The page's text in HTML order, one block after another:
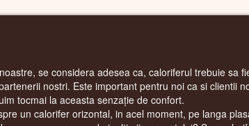
se considera adesea ca, caloriferul trebuie sa
nostri. Este important pentru noi ca si clientii
tocmai la aceasta senzație de confort.
un calorifer orizontal, in acel moment, pe langa